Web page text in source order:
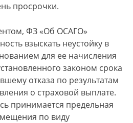
просрочки.
ФЗ «Об ОСАГО»
взыскать неустойку в
для ее начисления
законом срока
отказа по результатам
о страховой выплате.
принимается предельная
по виду